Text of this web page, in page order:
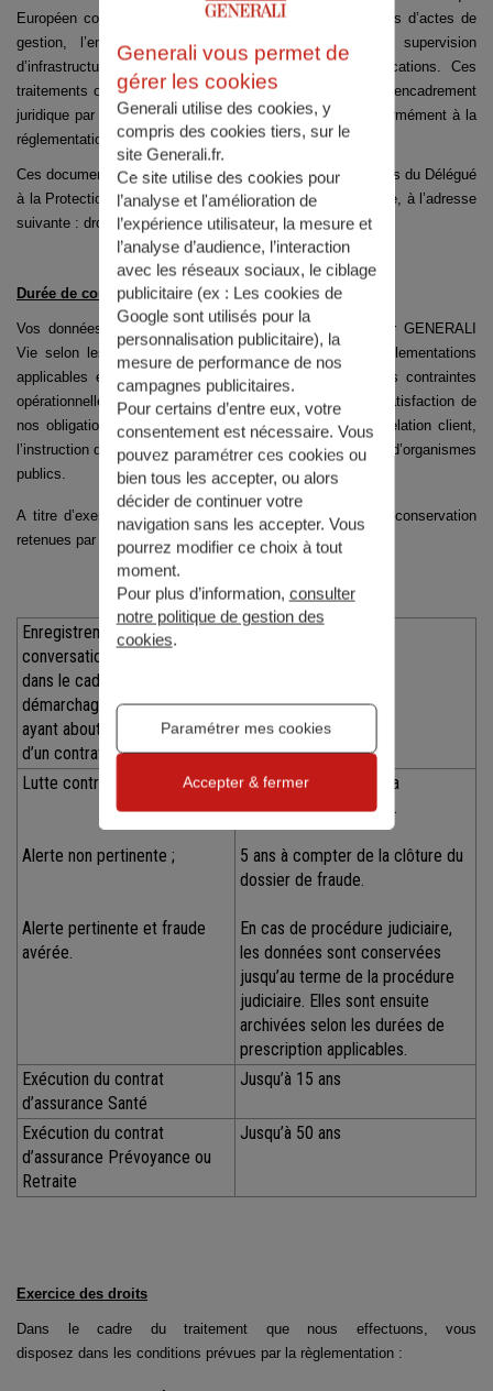
Européen concernent des traitements liés à certains types d’actes de
gestion, l’envoi ponctuel d’e-mails ou de SMS, la supervision
d’infrastructures ou la maintenance de certaines applications. Ces
traitements opérés depuis des pays tiers font l’objet d’un encadrement
juridique par des garanties appropriées et adaptées conformément à la
réglementation.
Ces documents sont disponibles sur demande écrite auprès du Délégué
à la Protection des Données du Groupe GENERALI France, à l’adresse
suivante : droitdacces@generali.fr
Durée de conservation
Vos données à caractère personnel sont conservées par GENERALI
Vie selon les durées fixées par les législations, les réglementations
applicables et les autorités administratives ainsi que des contraintes
opérationnelles de GENERALI Vie, dont notamment la satisfaction de
nos obligations comptables, la gestion pertinente de la relation client,
l’instruction d’actions en justice ou de demandes émanant d’organismes
publics.
A titre d’exemple, ci-dessous, les principales durées de conservation
retenues par GENERALI Vie :
Enregistrement des
conversations téléphoniques
dans le cadre d’un
démarchage téléphonique
ayant abouti à la conclusion
d’un contrat
2 ans
Lutte contre la fraude :
Alerte non pertinente ;
Alerte pertinente et fraude
avérée.
6 mois à compter de la
qualification de l’alerte.
5 ans à compter de la clôture du
dossier de fraude.
En cas de procédure judiciaire,
les données sont conservées
jusqu’au terme de la procédure
judiciaire. Elles sont ensuite
archivées selon les durées de
prescription applicables.
Exécution du contrat
d’assurance Santé
Jusqu’à 15 ans
Exécution du contrat
d’assurance Prévoyance ou
Retraite
Jusqu’à 50 ans
Exercice des droits
Dans le cadre du traitement que nous effectuons, vous
disposez dans les conditions prévues par la règlementation :
Generali vous permet de
gérer les cookies
Generali utilise des cookies, y
compris des cookies tiers, sur le
site Generali.fr.
Ce site utilise des cookies pour
l’analyse et l'amélioration de
l’expérience utilisateur, la mesure et
l’analyse d’audience, l’interaction
avec les réseaux sociaux, le ciblage
publicitaire (ex : Les cookies de
Google sont utilisés pour la
personnalisation publicitaire), la
mesure de performance de nos
campagnes publicitaires.
Pour certains d’entre eux, votre
consentement est nécessaire. Vous
pouvez paramétrer ces cookies ou
bien tous les accepter, ou alors
décider de continuer votre
navigation sans les accepter. Vous
pourrez modifier ce choix à tout
moment.
Pour plus d’information, consulter
notre politique de gestion des
cookies.
Paramétrer mes cookies
Accepter & fermer